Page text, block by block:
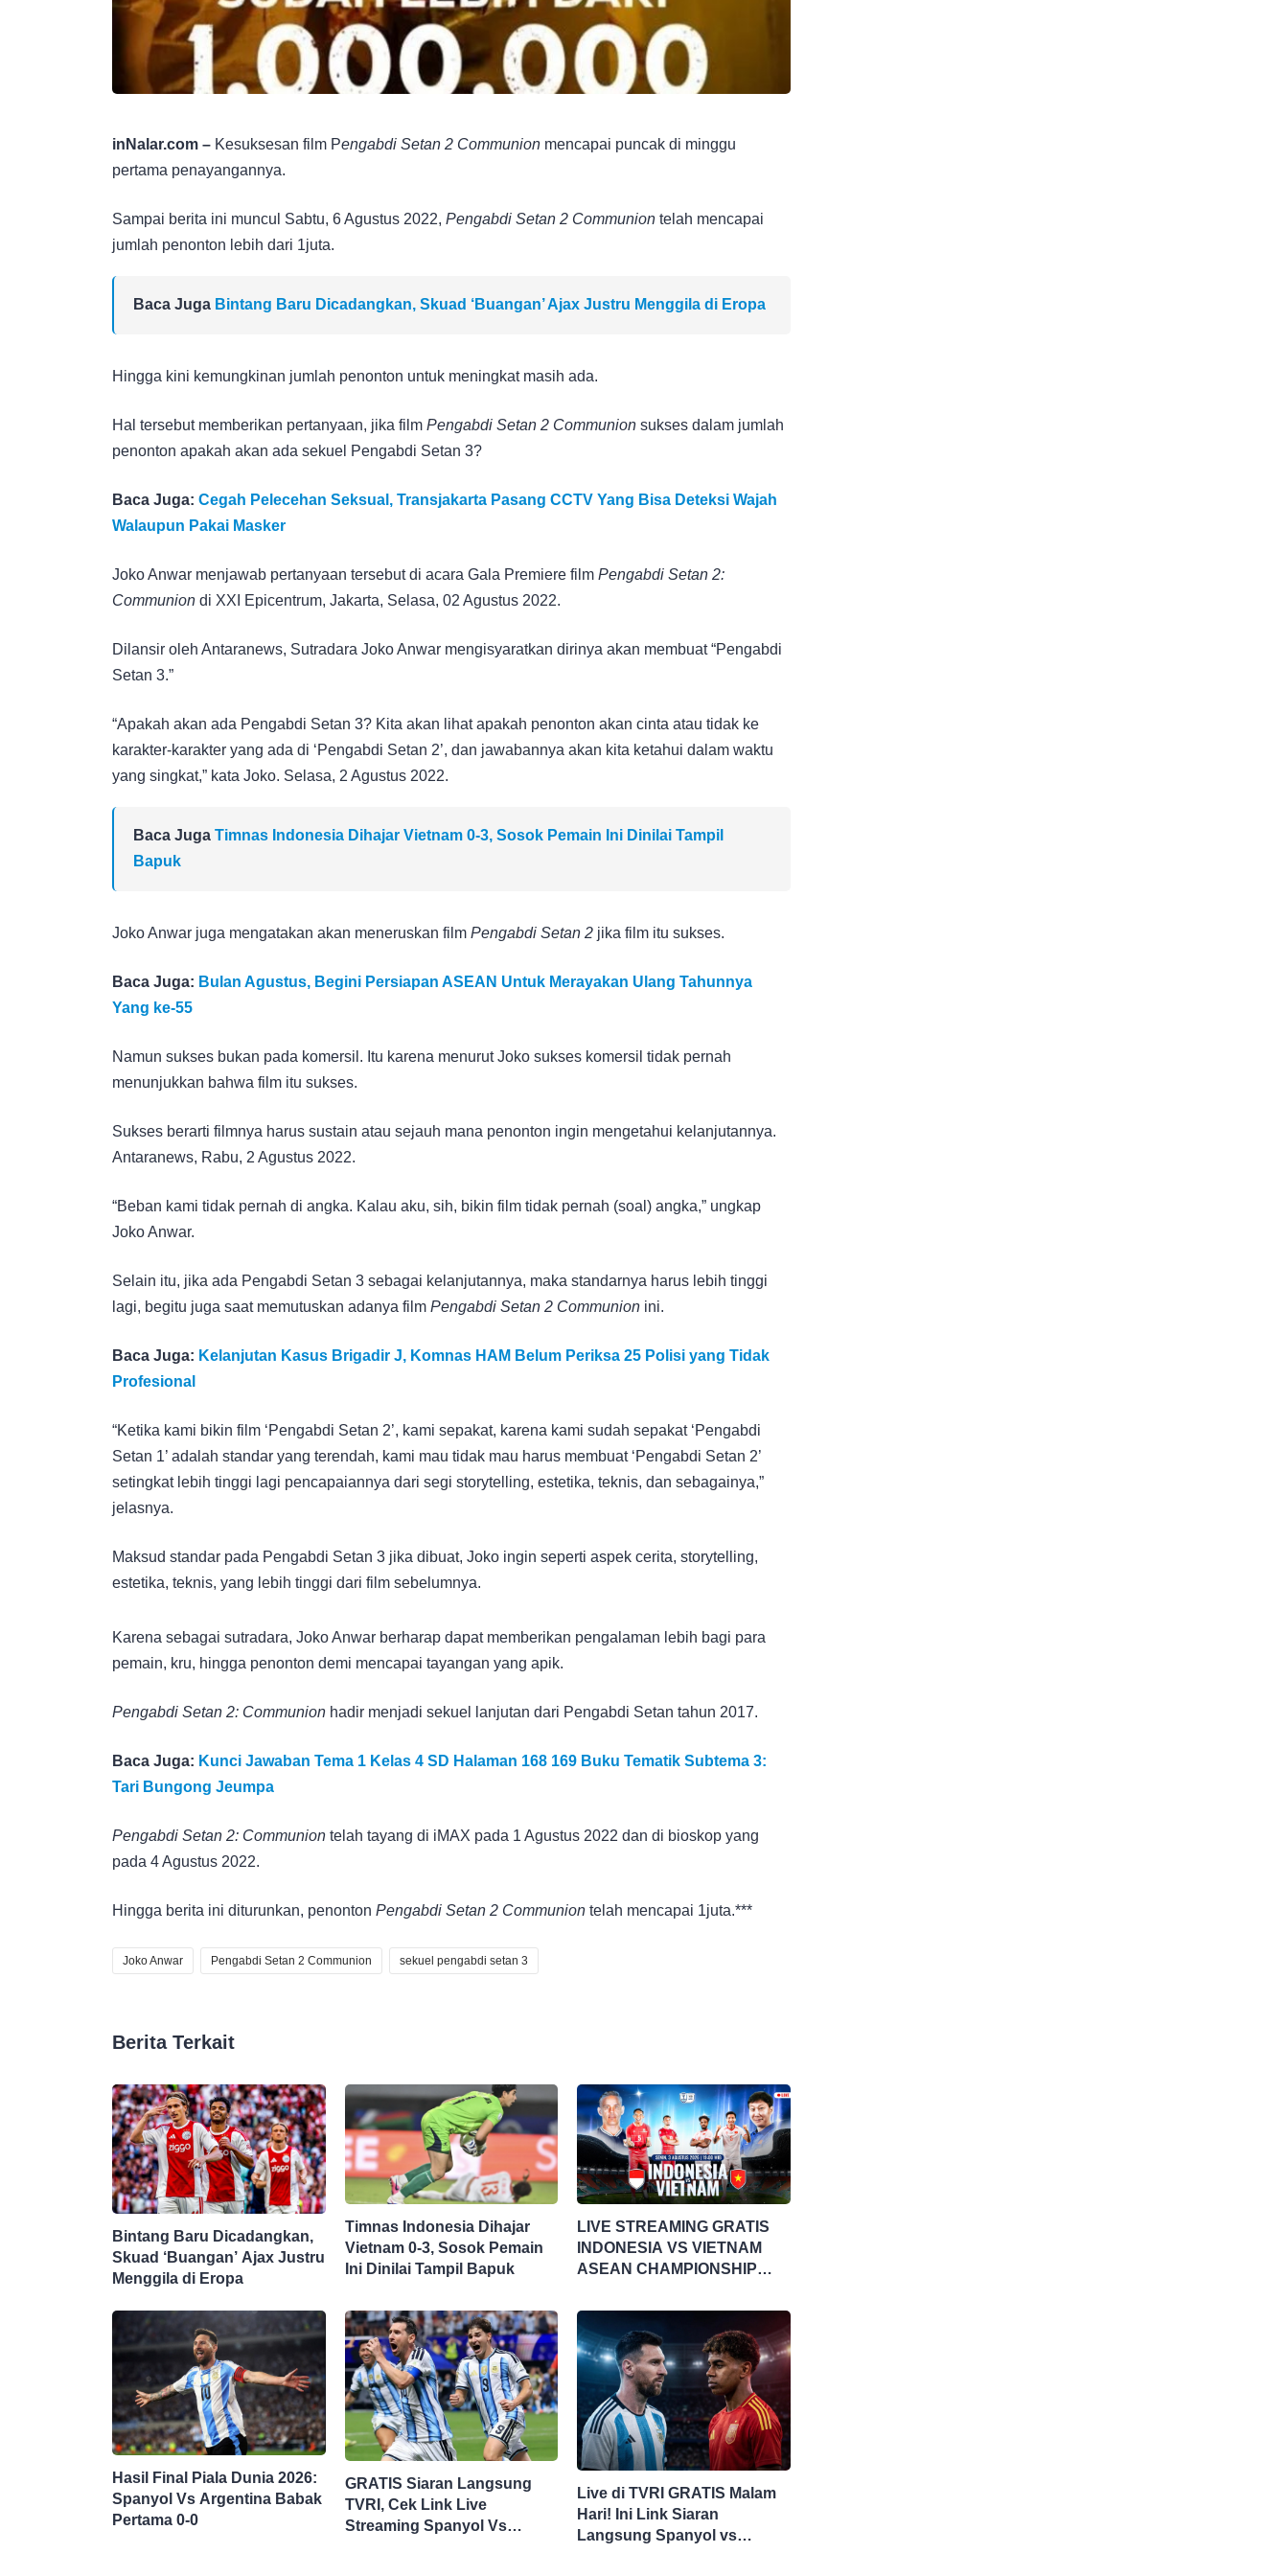
inNalar.com – Kesuksesan film Pengabdi Setan 2 Communion mencapai puncak di minggu
pertama penayangannya.
Sampai berita ini muncul Sabtu, 6 Agustus 2022, Pengabdi Setan 2 Communion telah mencapai
jumlah penonton lebih dari 1juta.
Baca Juga Bintang Baru Dicadangkan, Skuad ‘Buangan’ Ajax Justru Menggila di Eropa
Hingga kini kemungkinan jumlah penonton untuk meningkat masih ada.
Hal tersebut memberikan pertanyaan, jika film Pengabdi Setan 2 Communion sukses dalam jumlah
penonton apakah akan ada sekuel Pengabdi Setan 3?
Baca Juga: Cegah Pelecehan Seksual, Transjakarta Pasang CCTV Yang Bisa Deteksi Wajah
Walaupun Pakai Masker
Joko Anwar menjawab pertanyaan tersebut di acara Gala Premiere film Pengabdi Setan 2:
Communion di XXI Epicentrum, Jakarta, Selasa, 02 Agustus 2022.
Dilansir oleh Antaranews, Sutradara Joko Anwar mengisyaratkan dirinya akan membuat “Pengabdi
Setan 3.”
“Apakah akan ada Pengabdi Setan 3? Kita akan lihat apakah penonton akan cinta atau tidak ke
karakter-karakter yang ada di ‘Pengabdi Setan 2’, dan jawabannya akan kita ketahui dalam waktu
yang singkat,” kata Joko. Selasa, 2 Agustus 2022.
Baca Juga Timnas Indonesia Dihajar Vietnam 0-3, Sosok Pemain Ini Dinilai Tampil
Bapuk
Joko Anwar juga mengatakan akan meneruskan film Pengabdi Setan 2 jika film itu sukses.
Baca Juga: Bulan Agustus, Begini Persiapan ASEAN Untuk Merayakan Ulang Tahunnya
Yang ke-55
Namun sukses bukan pada komersil. Itu karena menurut Joko sukses komersil tidak pernah
menunjukkan bahwa film itu sukses.
Sukses berarti filmnya harus sustain atau sejauh mana penonton ingin mengetahui kelanjutannya.
Antaranews, Rabu, 2 Agustus 2022.
“Beban kami tidak pernah di angka. Kalau aku, sih, bikin film tidak pernah (soal) angka,” ungkap
Joko Anwar.
Selain itu, jika ada Pengabdi Setan 3 sebagai kelanjutannya, maka standarnya harus lebih tinggi
lagi, begitu juga saat memutuskan adanya film Pengabdi Setan 2 Communion ini.
Baca Juga: Kelanjutan Kasus Brigadir J, Komnas HAM Belum Periksa 25 Polisi yang Tidak
Profesional
“Ketika kami bikin film ‘Pengabdi Setan 2’, kami sepakat, karena kami sudah sepakat ‘Pengabdi
Setan 1’ adalah standar yang terendah, kami mau tidak mau harus membuat ‘Pengabdi Setan 2’
setingkat lebih tinggi lagi pencapaiannya dari segi storytelling, estetika, teknis, dan sebagainya,”
jelasnya.
Maksud standar pada Pengabdi Setan 3 jika dibuat, Joko ingin seperti aspek cerita, storytelling,
estetika, teknis, yang lebih tinggi dari film sebelumnya.
Karena sebagai sutradara, Joko Anwar berharap dapat memberikan pengalaman lebih bagi para
pemain, kru, hingga penonton demi mencapai tayangan yang apik.
Pengabdi Setan 2: Communion hadir menjadi sekuel lanjutan dari Pengabdi Setan tahun 2017.
Baca Juga: Kunci Jawaban Tema 1 Kelas 4 SD Halaman 168 169 Buku Tematik Subtema 3:
Tari Bungong Jeumpa
Pengabdi Setan 2: Communion telah tayang di iMAX pada 1 Agustus 2022 dan di bioskop yang
pada 4 Agustus 2022.
Hingga berita ini diturunkan, penonton Pengabdi Setan 2 Communion telah mencapai 1juta.***
Joko Anwar Pengabdi Setan 2 Communion sekuel pengabdi setan 3
Berita Terkait
Bintang Baru Dicadangkan,
Skuad ‘Buangan’ Ajax Justru
Menggila di Eropa
Timnas Indonesia Dihajar
Vietnam 0-3, Sosok Pemain
Ini Dinilai Tampil Bapuk
LIVE STREAMING GRATIS
INDONESIA VS VIETNAM
ASEAN CHAMPIONSHIP
Hasil Final Piala Dunia 2026:
Spanyol Vs Argentina Babak
Pertama 0-0
GRATIS Siaran Langsung
TVRI, Cek Link Live
Streaming Spanyol Vs
Live di TVRI GRATIS Malam
Hari! Ini Link Siaran
Langsung Spanyol vs